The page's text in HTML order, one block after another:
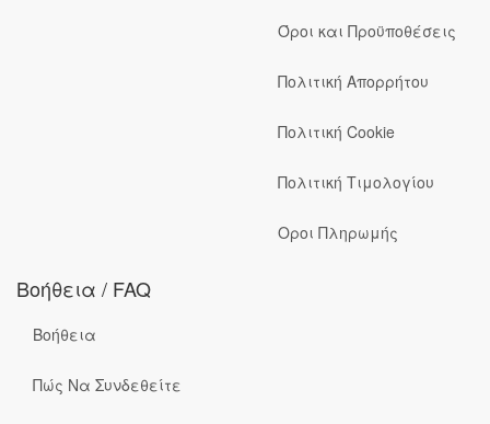
Όροι και Προϋποθέσεις
Πολιτική Απορρήτου
Πολιτική Cookie
Πολιτική Τιμολογίου
Οροι Πληρωμής
Βοήθεια / FAQ
Βοήθεια
Πώς Να Συνδεθείτε